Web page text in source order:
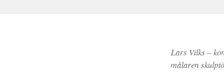
Lars Vilks –
målaren